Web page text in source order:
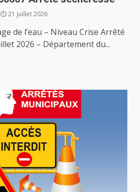
21 juillet 2026
de l’eau – Niveau Crise Arrêté
2026 – Département du...